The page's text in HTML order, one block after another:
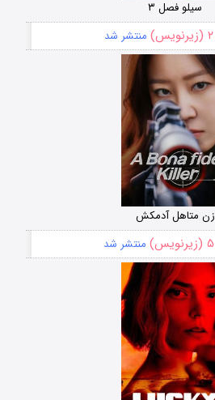
سیلو فصل ۳
۲ (زیرنویس) منتشر شد
زن متاهل آدمکش
۵ (زیرنویس) منتشر شد